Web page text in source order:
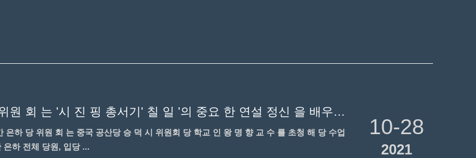
승 덕 소 간 은하 당 위원 회 는 '시 진 핑 총서기' 칠 일 '의 중요 한 연설 정신 을 배우 고 당 사 학습 교육 을 추진한다' 는 주제 의 당 과 를 전개 했다.
은하 당 위원 회 는 중국 공산당 승 덕 시 위원회 당 학교 인 왕 명 향 교 수 를 초청 해 당 수업
은하 전체 당원, 입당 ...
10-28
2021